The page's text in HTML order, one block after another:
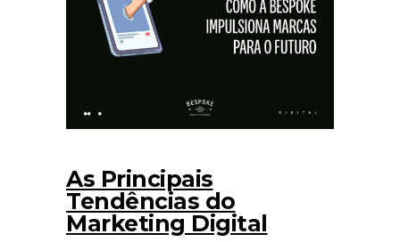
As Principais
Tendências do
Marketing Digital